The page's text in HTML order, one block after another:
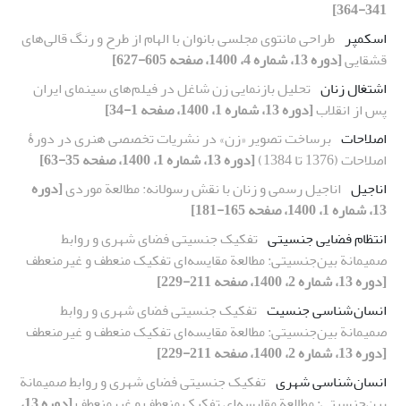
341-364]
اسکمپر طراحی مانتوی مجلسی بانوان با الهام از طرح و رنگ قالی‌های
قشقایی[دوره 13، شماره 4، 1400، صفحه 605-627]
اشتغال زنان تحلیل بازنمایی زن شاغل در فیلم‌های سینمای ایران
پس از انقلاب[دوره 13، شماره 1، 1400، صفحه 1-34]
اصلاحات برساخت تصویر «زن» در نشریات تخصصی هنری در دورۀ
اصلاحات (1376 تا 1384)
[دوره 13، شماره 1، 1400، صفحه 35-63]
اناجیل اناجیل رسمی و زنان با نقش رسولانه: مطالعة موردی[دوره
13، شماره 1، 1400، صفحه 165-181]
انتظام فضایی جنسیتی تفکیک جنسیتی فضای شهری و روابط
صمیمانة بین‌جنسیتی: مطالعة مقایسه‌ای تفکیک منعطف و غیرمنعطف
[دوره 13، شماره 2، 1400، صفحه 211-229]
انسان شناسی جنسیت تفکیک جنسیتی فضای شهری و روابط
صمیمانة بین‌جنسیتی: مطالعة مقایسه‌ای تفکیک منعطف و غیرمنعطف
[دوره 13، شماره 2، 1400، صفحه 211-229]
انسان شناسی شهری تفکیک جنسیتی فضای شهری و روابط صمیمانة